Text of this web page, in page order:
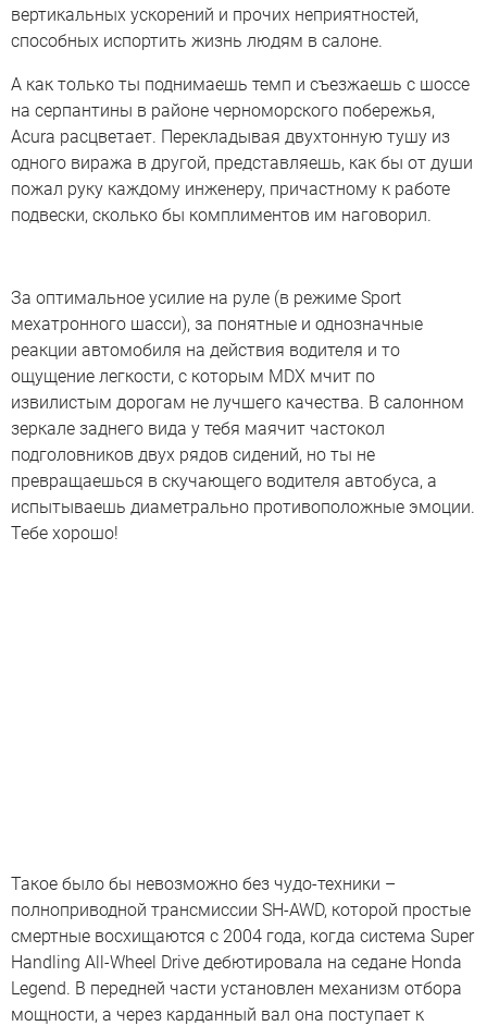
вертикальных ускорений и прочих неприятностей,
способных испортить жизнь людям в салоне.
А как только ты поднимаешь темп и съезжаешь с шоссе
на серпантины в районе черноморского побережья,
Acura расцветает. Перекладывая двухтонную тушу из
одного виража в другой, представляешь, как бы от души
пожал руку каждому инженеру, причастному к работе
подвески, сколько бы комплиментов им наговорил.
За оптимальное усилие на руле (в режиме Sport
мехатронного шасси), за понятные и однозначные
реакции автомобиля на действия водителя и то
ощущение легкости, с которым MDX мчит по
извилистым дорогам не лучшего качества. В салонном
зеркале заднего вида у тебя маячит частокол
подголовников двух рядов сидений, но ты не
превращаешься в скучающего водителя автобуса, а
испытываешь диаметрально противоположные эмоции.
Тебе хорошо!
Такое было бы невозможно без чудо-техники –
полноприводной трансмиссии SH-AWD, которой простые
смертные восхищаются с 2004 года, когда система Super
Handling All-Wheel Drive дебютировала на седане Honda
Legend. В передней части установлен механизм отбора
мощности, а через карданный вал она поступает к